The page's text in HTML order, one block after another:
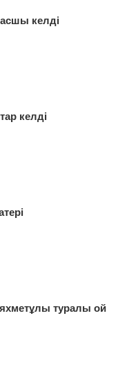
келді
келді
туралы ой